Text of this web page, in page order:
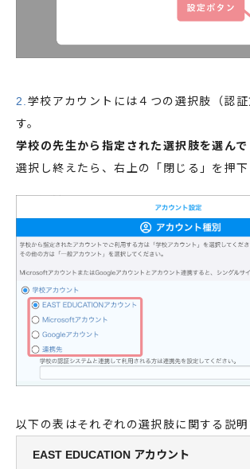
2. 学校アカウントには４つの選択肢（認
す。
学校の先生から指定された選択肢を選んで
選択し終えたら、右上の「閉じる」を押下
以下の表はそれぞれの選択肢に関する説明
EAST EDUCATION アカウント